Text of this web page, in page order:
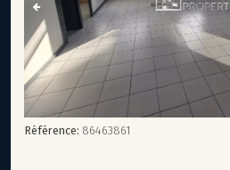
Référence: 86463861